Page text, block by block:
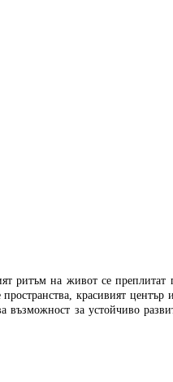
ритъм на живот се
пространства, красивият център
за устойчиво